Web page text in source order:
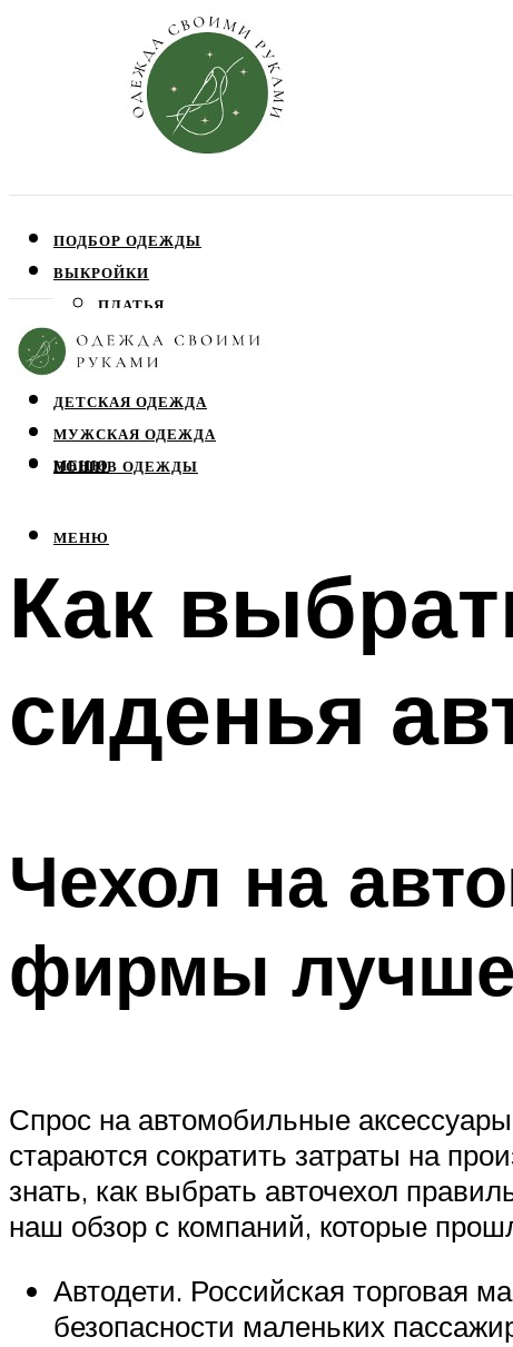
ПОДБОР ОДЕЖДЫ
ВЫКРОЙКИ
ПЛАТЬЯ
ЮБКИ
БЛУЗЫ
ДЕТСКАЯ ОДЕЖДА
МУЖСКАЯ ОДЕЖДА
ПОШИВ ОДЕЖДЫ
МЕНЮ
МЕНЮ
Как
сиденья
Чехол на
фирмы
Спрос на автомобильные
стараются сократить затраты на
знать, как выбрать авточехол
наш обзор с компаний, которые
Автодети. Российская торговая
безопасности маленьких